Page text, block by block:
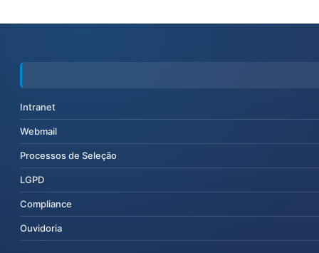
Intranet
Webmail
Processos de Seleção
LGPD
Compliance
Ouvidoria